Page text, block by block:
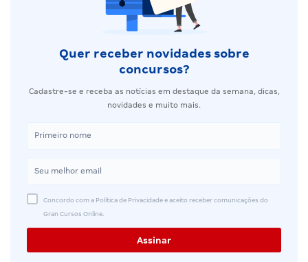
Quer receber novidades sobre
concursos?
Cadastre-se e receba as notícias em destaque da semana, dicas,
novidades e muito mais.
Concordo com a Política de Privacidade e aceito receber comunicações do
Gran Cursos Online.